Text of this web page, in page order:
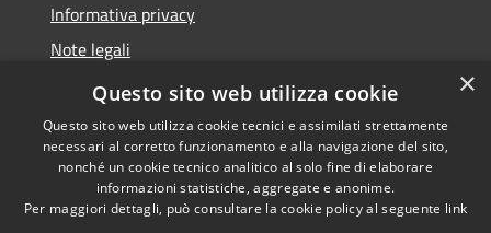
Informativa privacy
Note legali
Dichiarazione di accessibilità
Accessibilità
Copyright © 2026 • Comune di
Cologne • Powered by
×
Questo sito web utilizza cookie
Questo sito web utilizza cookie tecnici e assimilati strettamente
necessari al corretto funzionamento e alla navigazione del sito,
nonché un cookie tecnico analitico al solo fine di elaborare
informazioni statistiche, aggregate e anonime.
Per maggiori dettagli, può consultare la cookie policy al seguente link